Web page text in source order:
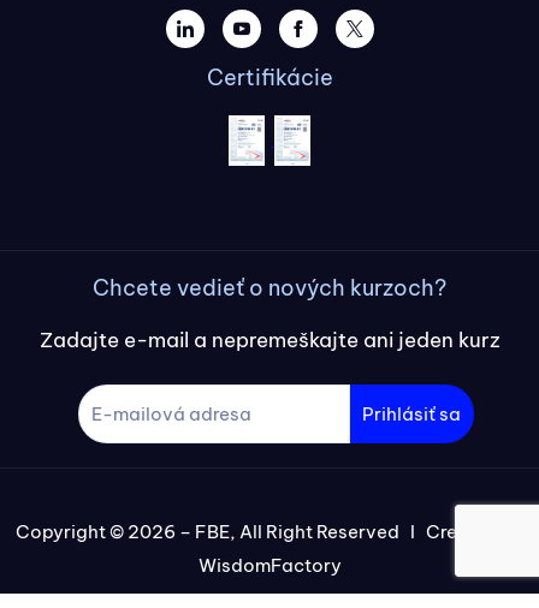
Certifikácie
Chcete vedieť o nových kurzoch?
Zadajte e-mail a nepremeškajte ani jeden kurz
Prihlásiť sa
Copyright © 2026 – FBE, All Right Reserved I Created by
WisdomFactory